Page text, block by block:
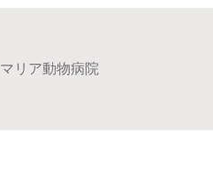
マリア動物病院